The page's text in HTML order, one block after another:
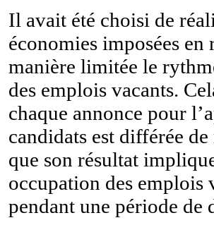
Il avait été choisi de
économies imposées en
manière limitée le
des emplois vacants.
chaque annonce pour
candidats est différée
que son résultat
occupation des emplois
pendant une période de